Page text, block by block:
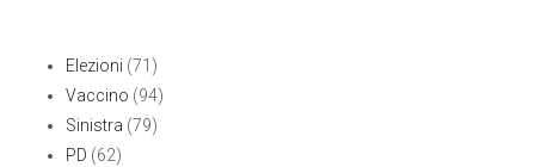
Elezioni (71)
Vaccino (94)
Sinistra (79)
PD (62)